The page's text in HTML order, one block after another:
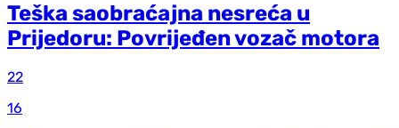
Teška saobraćajna nesreća u
Prijedoru: Povrijeđen vozač motora
22
16